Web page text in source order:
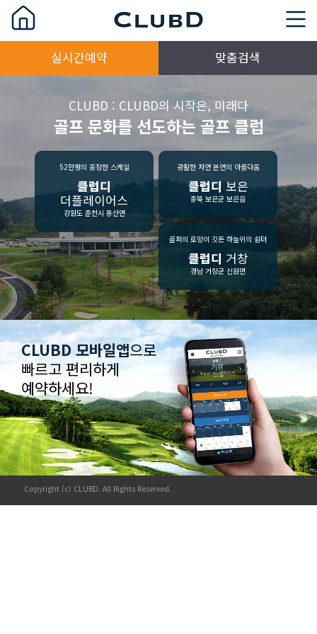
실시간예약 맞춤검색
CLUBD : CLUBD의 시작은, 미래다
골프 문화를 선도하는 골프 클럽
52만평의 웅장한 스케일
클럽디
더플레이어스
강원도 춘천시 동산면
광활한 자연 본연의 아름다움
클럽디 보은
충북 보은군 보은읍
골퍼의 로망이 깃든 하늘위의 쉼터
클럽디 거창
경남 거창군 신원면
CLUBD 모바일앱으로
빠르고 편리하게
예약하세요!
Copyright (c) CLUBD. All Rights Reserved.